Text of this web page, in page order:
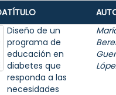
TÍTULO
Diseño de un
programa de
educación en
diabetes que
responda a las
necesidades